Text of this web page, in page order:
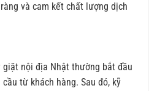
và cam kết chất lượng dịch
giặt nội địa Nhật thường bắt đầu
từ khách hàng. Sau đó, kỹ